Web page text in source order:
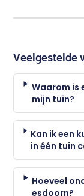
Veelgestelde
Waarom is
mijn tuin?
Kan ik een
in één tuin
Hoeveel
esdoorn?